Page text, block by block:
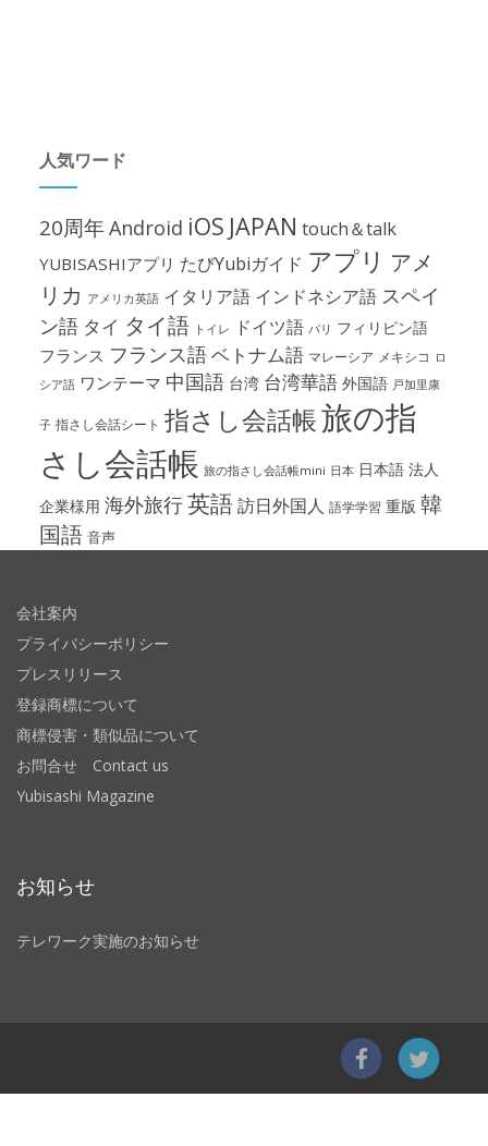
人気ワード
20周年Android iOS JAPAN touch＆talk
YUBISASHIアプリ たびYubiガイド アプリ アメ
リカ アメリカ英語 イタリア語 インドネシア語 スペイ
ン語 タイ タイ語 トイレ ドイツ語 パリ フィリピン語
フランス フランス語ベトナム語 マレーシア メキシコ ロ
シア語 ワンテーマ 中国語 台湾 台湾華語 外国語 戸加里康
子 指さし会話シート 指さし会話帳旅の指
さし会話帳 旅の指さし会話帳mini 日本 日本語 法人
企業様用 海外旅行英語訪日外国人 語学学習 重版 韓
国語 音声
会社案内
プライバシーポリシー
プレスリリース
登録商標について
商標侵害・類似品について
お問合せ Contact us
Yubisashi Magazine
お知らせ
テレワーク実施のお知らせ